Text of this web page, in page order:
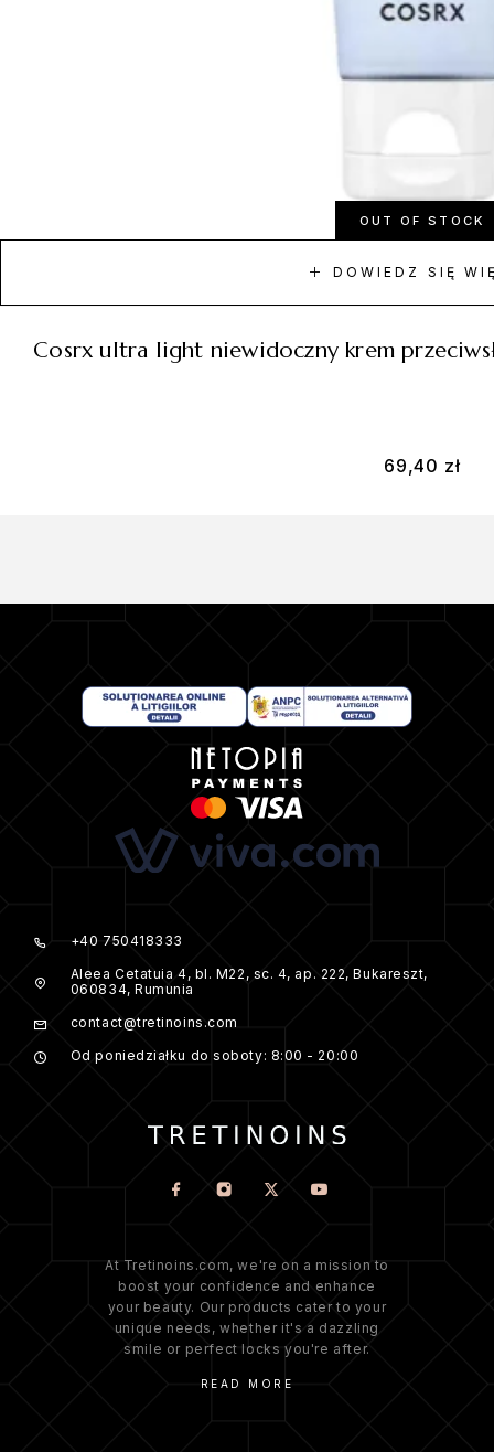
OUT OF STOCK
DOWIEDZ SIĘ
cosrx ultra light niewidoczny krem
69,40 zł
+40 750418333
Aleea Cetatuia 4, bl. M22, sc. 4, ap. 222, Bukareszt,
060834, Rumunia
contact@tretinoins.com
Od poniedziałku do soboty: 8:00 - 20:00
At Tretinoins.com, we're on a mission to
boost your confidence and enhance
your beauty. Our products cater to your
unique needs, whether it's a dazzling
smile or perfect locks you're after.
READ MORE